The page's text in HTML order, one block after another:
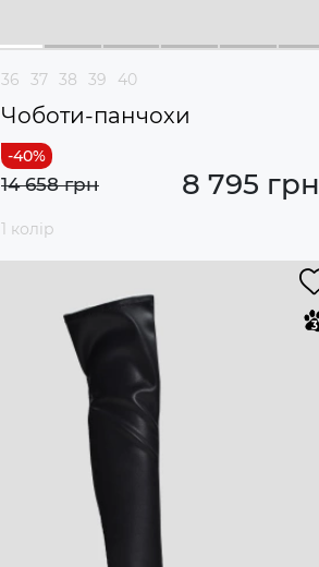
36 37 38 39 40
Чоботи-панчохи
8 795 грн
14 658 грн
1 колір